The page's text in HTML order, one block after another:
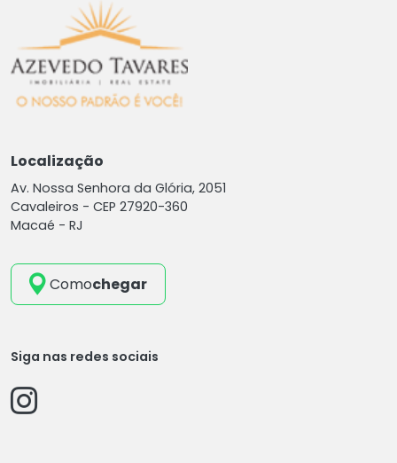
Localização
Av. Nossa Senhora da Glória, 2051
Cavaleiros - CEP 27920-360
Macaé - RJ
Comochegar
Siga nas redes sociais